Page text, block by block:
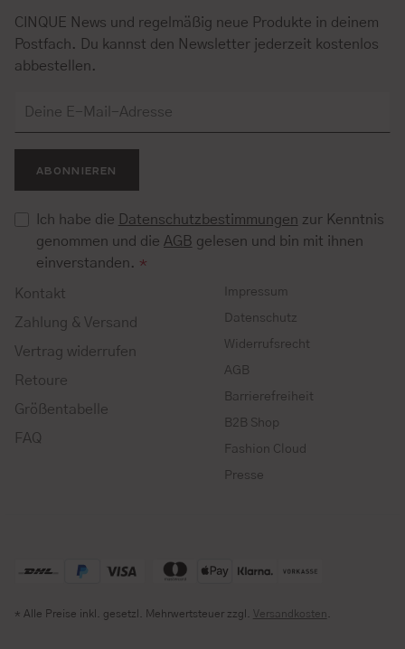
CINQUE News und regelmäßig neue Produkte in deinem
Postfach. Du kannst den Newsletter jederzeit kostenlos
abbestellen.
ABONNIEREN
Ich habe die Datenschutzbestimmungen zur Kenntnis
genommen und die AGB gelesen und bin mit ihnen
einverstanden. *
Kontakt
Zahlung & Versand
Vertrag widerrufen
Retoure
Größentabelle
FAQ
Impressum
Datenschutz
Widerrufsrecht
AGB
Barrierefreiheit
B2B Shop
Fashion Cloud
Presse
* Alle Preise inkl. gesetzl. Mehrwertsteuer zzgl. Versandkosten